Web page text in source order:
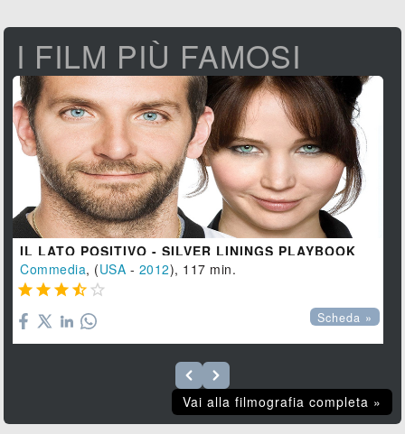
I FILM PIÙ FAMOSI
IL LATO POSITIVO - SILVER LININGS PLAYBOOK
Commedia, (USA - 2012), 117 min.
    
Scheda »
Vai alla filmografia completa »